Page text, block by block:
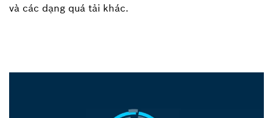
và các dạng quá tải khác.